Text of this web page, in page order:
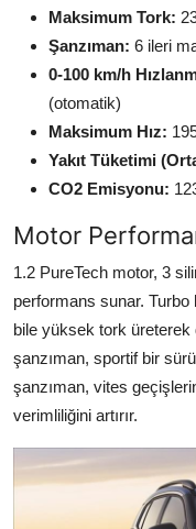
Maksimum Tork:
Şanzıman: 6 ileri
0-100 km/h
(otomatik)
Maksimum Hız:
Yakıt Tüketimi
CO2 Emisyonu:
Motor
1.2 PureTech motor, 3
performans sunar.
bile yüksek tork
şanzıman, sportif bir
şanzıman, vites
verimliliğini artırır.